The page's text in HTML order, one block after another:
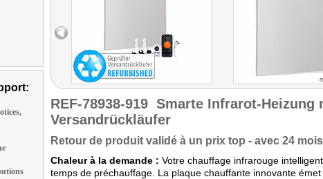
REF-78938-919 Smarte Infrarot-Heizung
Versandrückläufer
Retour de produit validé à un prix top - avec 24
Chaleur à la demande : Votre chauffage infrarouge
temps de préchauffage. La plaque chauffante innovante